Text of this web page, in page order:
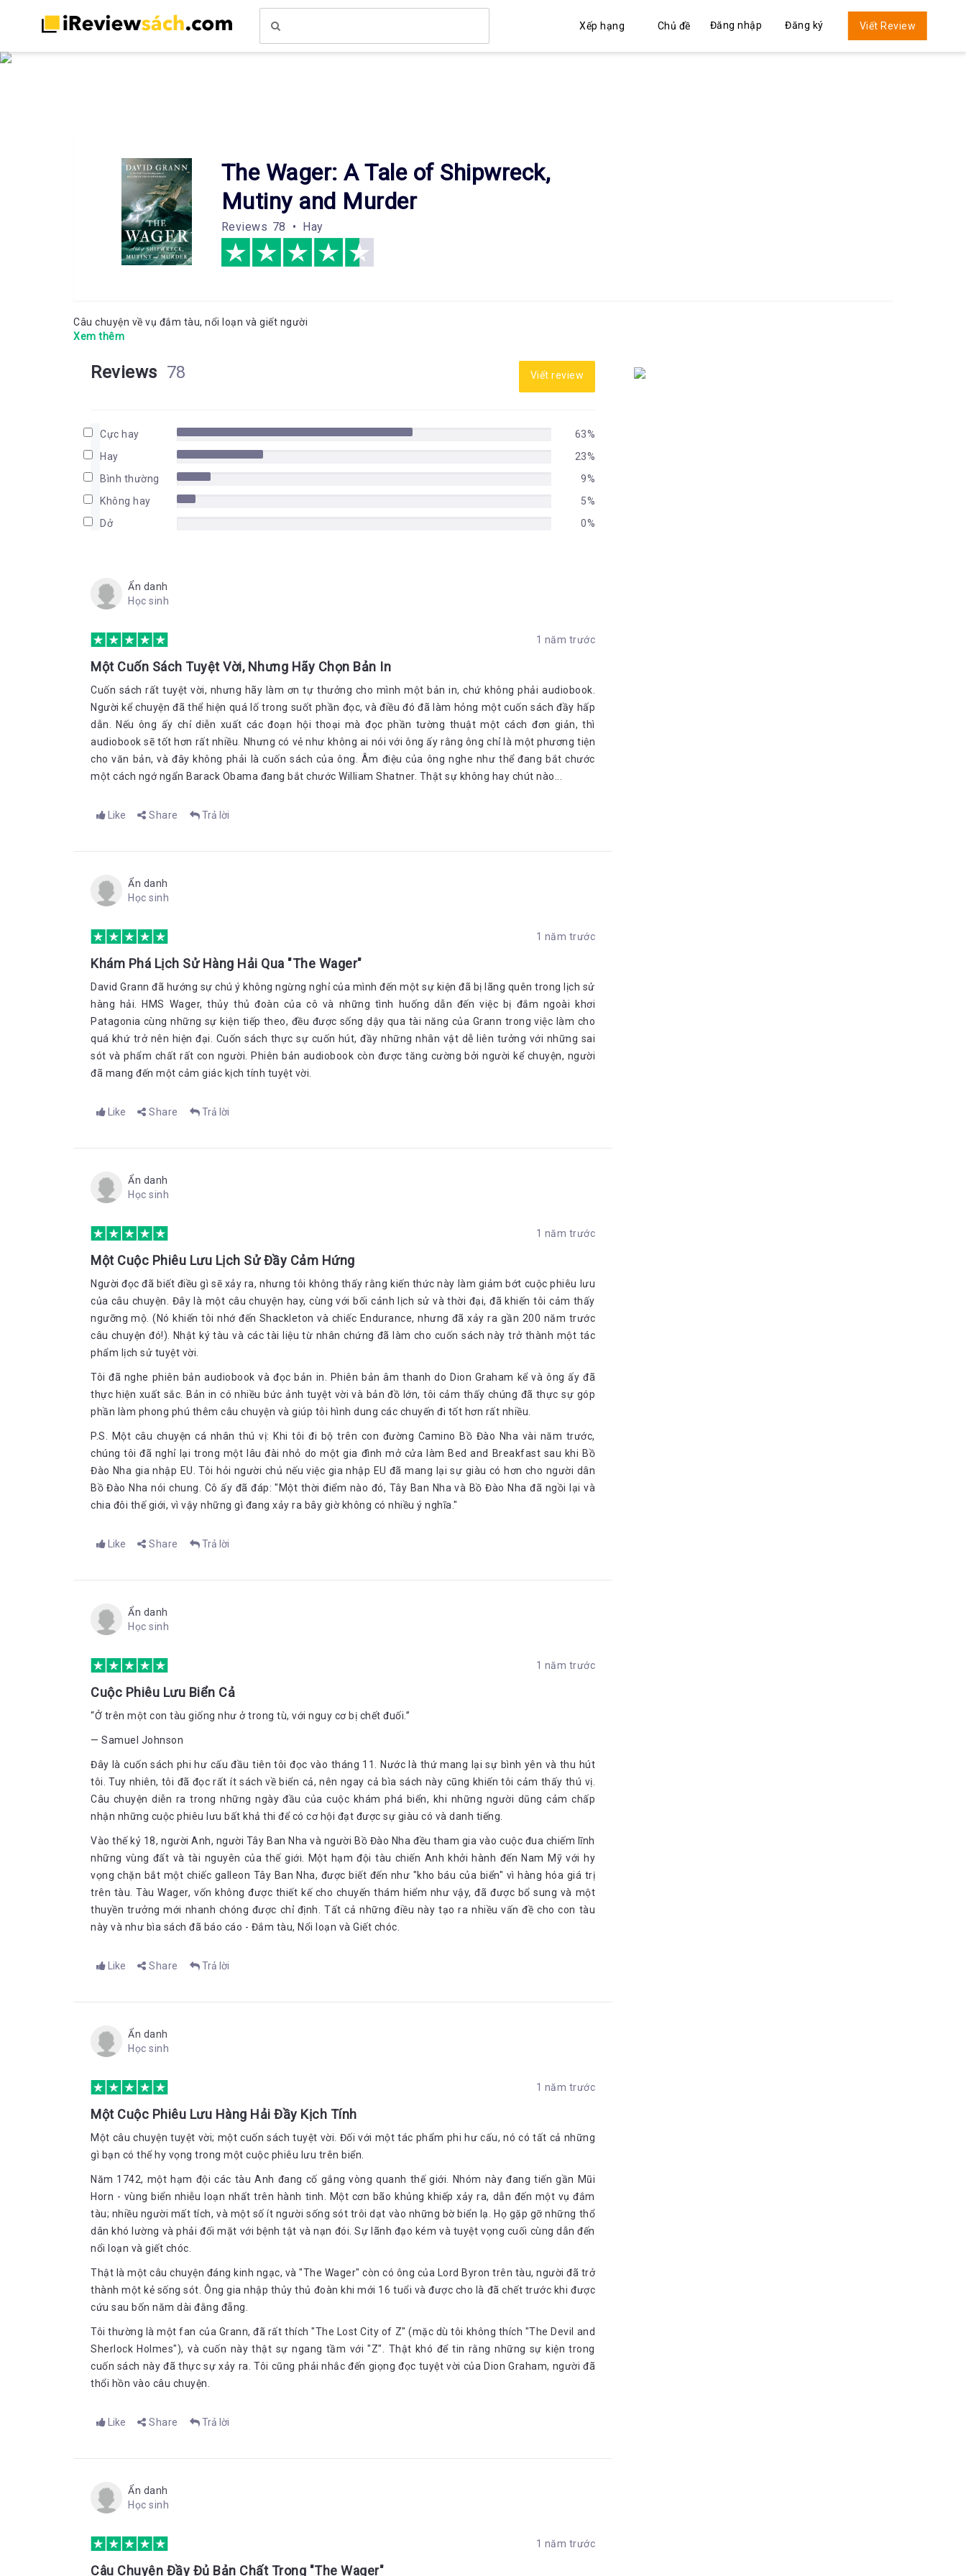
Xếp hạng Chủ đề Đăng nhập Đăng ký Viết Review
The Wager: A Tale of Shipwreck,
Mutiny and Murder
Reviews 78 • Hay
Câu chuyện về vụ đắm tàu, nổi loạn và giết người
Xem thêm
Reviews 78 Viết review
Cực hay
63%
Hay
23%
Bình thường
9%
Không hay
5%
Dở
0%
Ẩn danh
Học sinh
1 năm trước
Một Cuốn Sách Tuyệt Vời, Nhưng Hãy Chọn Bản In
Cuốn sách rất tuyệt vời, nhưng hãy làm ơn tự thưởng cho mình một bản in, chứ không phải audiobook.
Người kể chuyện đã thể hiện quá lố trong suốt phần đọc, và điều đó đã làm hỏng một cuốn sách đầy hấp
dẫn. Nếu ông ấy chỉ diễn xuất các đoạn hội thoại mà đọc phần tường thuật một cách đơn giản, thì
audiobook sẽ tốt hơn rất nhiều. Nhưng có vẻ như không ai nói với ông ấy rằng ông chỉ là một phương tiện
cho văn bản, và đây không phải là cuốn sách của ông. Âm điệu của ông nghe như thể đang bắt chước
một cách ngớ ngẩn Barack Obama đang bắt chước William Shatner. Thật sự không hay chút nào...
Like Share Trả lời
Ẩn danh
Học sinh
1 năm trước
Khám Phá Lịch Sử Hàng Hải Qua "The Wager"
David Grann đã hướng sự chú ý không ngừng nghỉ của mình đến một sự kiện đã bị lãng quên trong lịch sử
hàng hải. HMS Wager, thủy thủ đoàn của cô và những tình huống dẫn đến việc bị đắm ngoài khơi
Patagonia cùng những sự kiện tiếp theo, đều được sống dậy qua tài năng của Grann trong việc làm cho
quá khứ trở nên hiện đại. Cuốn sách thực sự cuốn hút, đầy những nhân vật dễ liên tưởng với những sai
sót và phẩm chất rất con người. Phiên bản audiobook còn được tăng cường bởi người kể chuyện, người
đã mang đến một cảm giác kịch tính tuyệt vời.
Like Share Trả lời
Ẩn danh
Học sinh
1 năm trước
Một Cuộc Phiêu Lưu Lịch Sử Đầy Cảm Hứng
Người đọc đã biết điều gì sẽ xảy ra, nhưng tôi không thấy rằng kiến thức này làm giảm bớt cuộc phiêu lưu
của câu chuyện. Đây là một câu chuyện hay, cùng với bối cảnh lịch sử và thời đại, đã khiến tôi cảm thấy
ngưỡng mộ. (Nó khiến tôi nhớ đến Shackleton và chiếc Endurance, nhưng đã xảy ra gần 200 năm trước
câu chuyện đó!). Nhật ký tàu và các tài liệu từ nhân chứng đã làm cho cuốn sách này trở thành một tác
phẩm lịch sử tuyệt vời.
Tôi đã nghe phiên bản audiobook và đọc bản in. Phiên bản âm thanh do Dion Graham kể và ông ấy đã
thực hiện xuất sắc. Bản in có nhiều bức ảnh tuyệt vời và bản đồ lớn, tôi cảm thấy chúng đã thực sự góp
phần làm phong phú thêm câu chuyện và giúp tôi hình dung các chuyến đi tốt hơn rất nhiều.
P.S. Một câu chuyện cá nhân thú vị: Khi tôi đi bộ trên con đường Camino Bồ Đào Nha vài năm trước,
chúng tôi đã nghỉ lại trong một lâu đài nhỏ do một gia đình mở cửa làm Bed and Breakfast sau khi Bồ
Đào Nha gia nhập EU. Tôi hỏi người chủ nếu việc gia nhập EU đã mang lại sự giàu có hơn cho người dân
Bồ Đào Nha nói chung. Cô ấy đã đáp: "Một thời điểm nào đó, Tây Ban Nha và Bồ Đào Nha đã ngồi lại và
chia đôi thế giới, vì vậy những gì đang xảy ra bây giờ không có nhiều ý nghĩa."
Like Share Trả lời
Ẩn danh
Học sinh
1 năm trước
Cuộc Phiêu Lưu Biển Cả
“Ở trên một con tàu giống như ở trong tù, với nguy cơ bị chết đuối.”
— Samuel Johnson
Đây là cuốn sách phi hư cấu đầu tiên tôi đọc vào tháng 11. Nước là thứ mang lại sự bình yên và thu hút
tôi. Tuy nhiên, tôi đã đọc rất ít sách về biển cả, nên ngay cả bìa sách này cũng khiến tôi cảm thấy thú vị.
Câu chuyện diễn ra trong những ngày đầu của cuộc khám phá biển, khi những người dũng cảm chấp
nhận những cuộc phiêu lưu bất khả thi để có cơ hội đạt được sự giàu có và danh tiếng.
Vào thế kỷ 18, người Anh, người Tây Ban Nha và người Bồ Đào Nha đều tham gia vào cuộc đua chiếm lĩnh
những vùng đất và tài nguyên của thế giới. Một hạm đội tàu chiến Anh khởi hành đến Nam Mỹ với hy
vọng chặn bắt một chiếc galleon Tây Ban Nha, được biết đến như "kho báu của biển" vì hàng hóa giá trị
trên tàu. Tàu Wager, vốn không được thiết kế cho chuyến thám hiểm như vậy, đã được bổ sung và một
thuyền trưởng mới nhanh chóng được chỉ định. Tất cả những điều này tạo ra nhiều vấn đề cho con tàu
này và như bìa sách đã báo cáo - Đắm tàu, Nổi loạn và Giết chóc.
Like Share Trả lời
Ẩn danh
Học sinh
1 năm trước
Một Cuộc Phiêu Lưu Hàng Hải Đầy Kịch Tính
Một câu chuyện tuyệt vời; một cuốn sách tuyệt vời. Đối với một tác phẩm phi hư cấu, nó có tất cả những
gì bạn có thể hy vọng trong một cuộc phiêu lưu trên biển.
Năm 1742, một hạm đội các tàu Anh đang cố gắng vòng quanh thế giới. Nhóm này đang tiến gần Mũi
Horn - vùng biển nhiễu loạn nhất trên hành tinh. Một cơn bão khủng khiếp xảy ra, dẫn đến một vụ đắm
tàu; nhiều người mất tích, và một số ít người sống sót trôi dạt vào những bờ biển lạ. Họ gặp gỡ những thổ
dân khó lường và phải đối mặt với bệnh tật và nạn đói. Sự lãnh đạo kém và tuyệt vọng cuối cùng dẫn đến
nổi loạn và giết chóc.
Thật là một câu chuyện đáng kinh ngạc, và "The Wager" còn có ông của Lord Byron trên tàu, người đã trở
thành một kẻ sống sót. Ông gia nhập thủy thủ đoàn khi mới 16 tuổi và được cho là đã chết trước khi được
cứu sau bốn năm dài đằng đẵng.
Tôi thường là một fan của Grann, đã rất thích "The Lost City of Z" (mặc dù tôi không thích "The Devil and
Sherlock Holmes"), và cuốn này thật sự ngang tầm với "Z". Thật khó để tin rằng những sự kiện trong
cuốn sách này đã thực sự xảy ra. Tôi cũng phải nhắc đến giọng đọc tuyệt vời của Dion Graham, người đã
thổi hồn vào câu chuyện.
Like Share Trả lời
Ẩn danh
Học sinh
1 năm trước
Câu Chuyện Đầy Đủ Bản Chất Trong "The Wager"